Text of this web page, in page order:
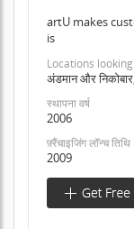
artU makes
is
Locations
अंडमान और
स्थापना वर्ष
2006
फ़्रैंचाइजिंग लॉन्च तिथि
2009